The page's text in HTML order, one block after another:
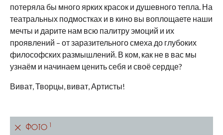
потеряла бы много ярких красок и душевного тепла. На
театральных подмостках и в кино вы воплощаете наши
мечты и дарите нам всю палитру эмоций и их
проявлений – от заразительного смеха до глубоких
философских размышлений. В ком, как не в вас мы
узнаём и начинаем ценить себя и своё сердце?
Виват, Творцы, виват, Артисты!
Фото 1